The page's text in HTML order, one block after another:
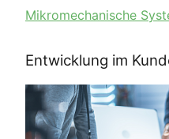
Mikromechanische
Entwicklung im